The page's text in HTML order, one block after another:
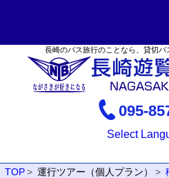
長崎のバス旅行のことなら、貸切
095-
Select
TOP 運行ツアー（個人プラン）